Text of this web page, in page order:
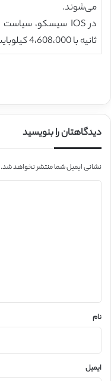
می‌شوند.
ثانیه با 4،608،000 کیلوبایت محدودیت حجم دارد.
دیدگاهتان را بنویسید
نشانی ایمیل شما منتشر نخواهد شد.
نام
ایمیل